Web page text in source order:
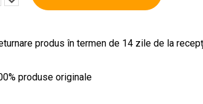
produs în termen de 14 zile de la
produse originale